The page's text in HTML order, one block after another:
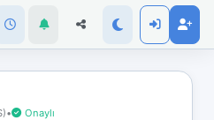
• Onaylı